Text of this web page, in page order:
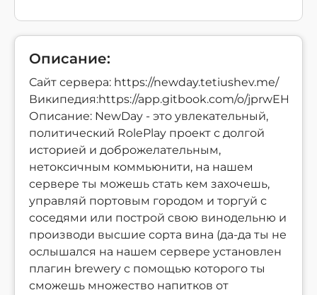
Описание:
Сайт сервера: https://newday.tetiushev.me/
Википедия:https://app.gitbook.com/o/
Описание: NewDay - это увлекательный,
политический RolePlay проект с долгой
историей и доброжелательным,
нетоксичным коммьюнити, на нашем
сервере ты можешь стать кем захочешь,
управляй портовым городом и торгуй с
соседями или построй свою винодельню и
производи высшие сорта вина (да-да ты не
ослышался на нашем сервере установлен
плагин brewery с помощью которого ты
сможешь множество напитков от